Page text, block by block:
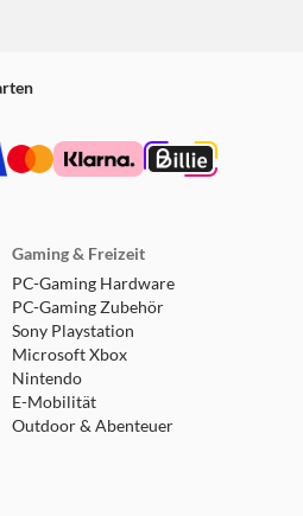
Gaming & Freizeit
PC-Gaming Hardware
PC-Gaming Zubehör
Sony Playstation
Microsoft Xbox
Nintendo
E-Mobilität
Outdoor & Abenteuer